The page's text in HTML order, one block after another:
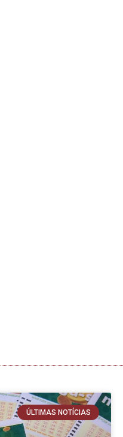
ÚLTIMAS NOTÍCIAS